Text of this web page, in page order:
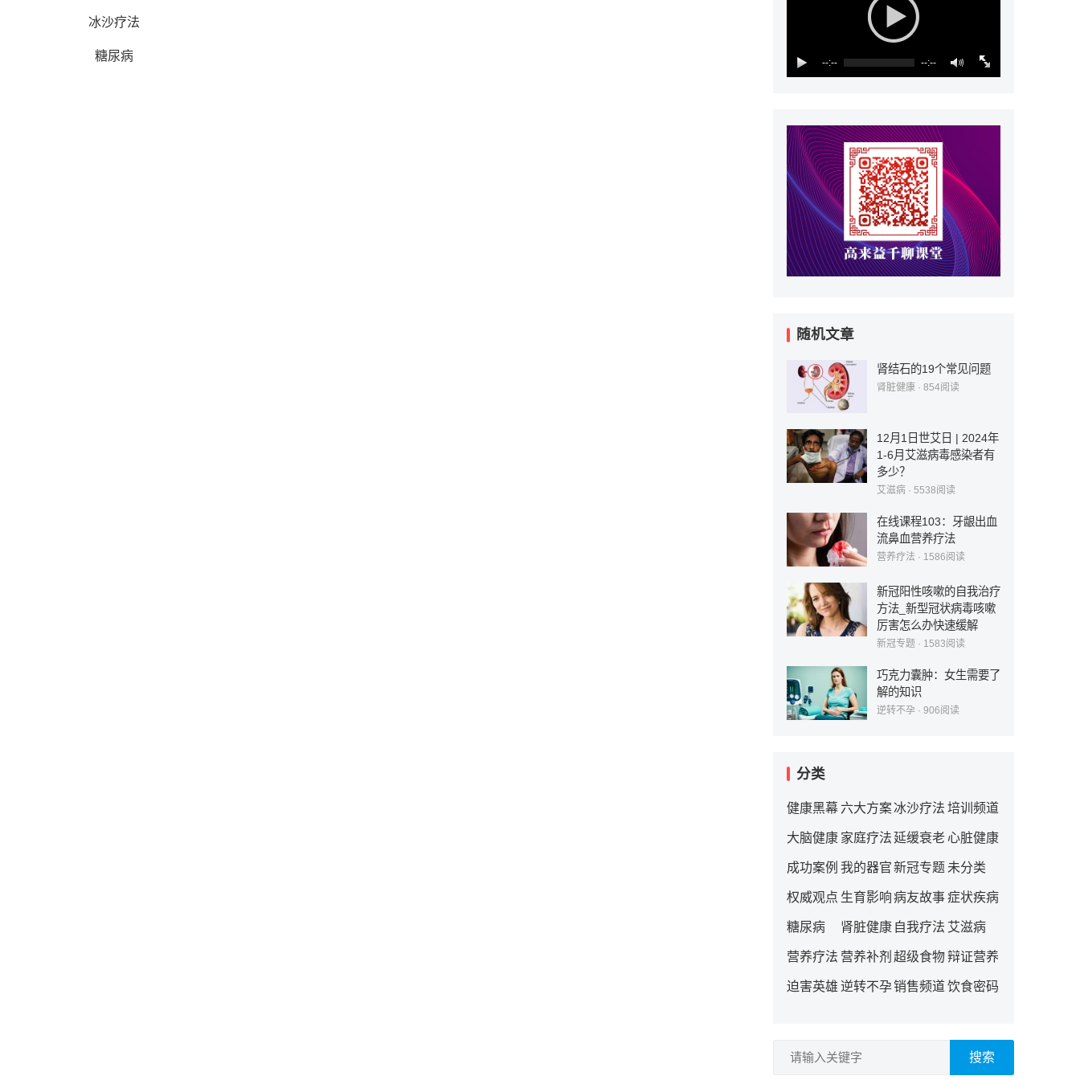
冰沙疗法
糖尿病 --:-- --:--
随机文章
肾结石的19个常见问题
肾脏健康 · 854阅读
12月1日世艾日 | 2024年
1-6月艾滋病毒感染者有
多少？
艾滋病 · 5538阅读
在线课程103：牙龈出血
流鼻血营养疗法
营养疗法 · 1586阅读
新冠阳性咳嗽的自我治疗
方法_新型冠状病毒咳嗽
厉害怎么办快速缓解
新冠专题 · 1583阅读
巧克力囊肿：女生需要了
解的知识
逆转不孕 · 906阅读
分类
健康黑幕 六大方案冰沙疗法 培训频道
大脑健康 家庭疗法 延缓衰老 心脏健康
成功案例 我的器官新冠专题 未分类
权威观点 生育影响病友故事症状疾病
糖尿病 肾脏健康 自我疗法 艾滋病
营养疗法 营养补剂 超级食物辩证营养
迫害英雄 逆转不孕销售频道饮食密码
搜索